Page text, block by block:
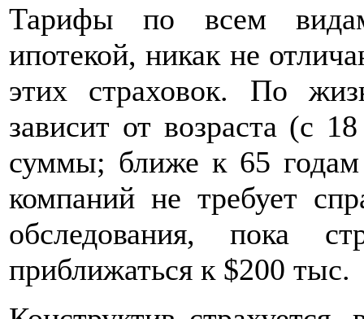
Тарифы по всем
ипотекой, никак не
этих страховок. По
зависит от возраста (с
суммы; ближе к 65
компаний не требует
обследования, пока
приближаться к $200 тыс.